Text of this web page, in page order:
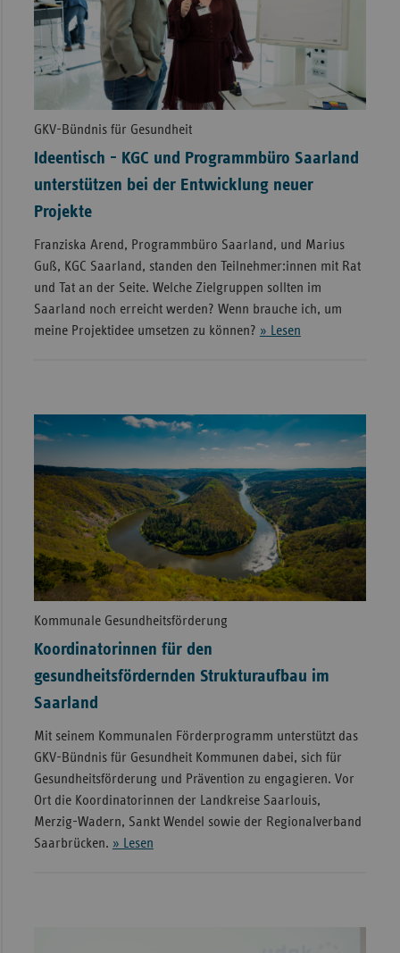
GKV-Bündnis für Gesundheit
Ideentisch - KGC und Programmbüro Saarland
unterstützen bei der Entwicklung neuer
Projekte
Franziska Arend, Programmbüro Saarland, und Marius
Guß, KGC Saarland, standen den Teilnehmer:innen mit Rat
und Tat an der Seite. Welche Zielgruppen sollten im
Saarland noch erreicht werden? Wenn brauche ich, um
meine Projektidee umsetzen zu können? » Lesen
Kommunale Gesundheitsförderung
Koordinatorinnen für den
gesundheitsfördernden Strukturaufbau im
Saarland
Mit seinem Kommunalen Förderprogramm unterstützt das
GKV-Bündnis für Gesundheit Kommunen dabei, sich für
Gesundheitsförderung und Prävention zu engagieren. Vor
Ort die Koordinatorinnen der Landkreise Saarlouis,
Merzig-Wadern, Sankt Wendel sowie der Regionalverband
Saarbrücken. » Lesen